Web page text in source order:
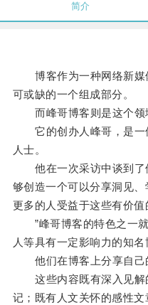
简介
博客作为一种网络新媒
可或缺的一个组成部分。
而峰哥博客则是这个领
它的创办人峰哥，是一
人士。
他在一次采访中谈到了
够创造一个可以分享洞见
更多的人受益于这些有价值
”峰哥博客的特色之一就
人等具有一定影响力的知名
他们在博客上分享自己
这些内容既有深入见解
记；既有人文关怀的感性文